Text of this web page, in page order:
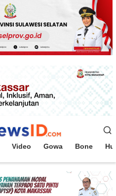
Video Gowa Bone